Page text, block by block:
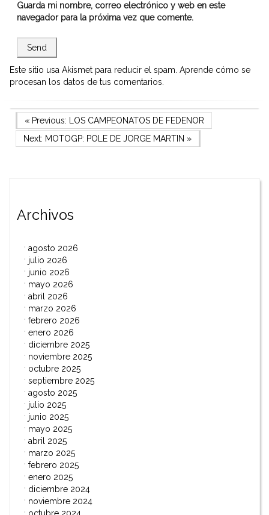
Guarda mi nombre, correo electrónico y web en este
navegador para la próxima vez que comente.
Este sitio usa Akismet para reducir el spam. Aprende cómo se
procesan los datos de tus comentarios.
Navegación
de
Previous Post
« Previous: LOS CAMPEONATOS DE FEDENOR
Next Post
Next: MOTOGP: POLE DE JORGE MARTIN »
Archivos
agosto 2026
julio 2026
junio 2026
mayo 2026
abril 2026
marzo 2026
febrero 2026
enero 2026
diciembre 2025
noviembre 2025
octubre 2025
septiembre 2025
agosto 2025
julio 2025
junio 2025
mayo 2025
abril 2025
marzo 2025
febrero 2025
enero 2025
diciembre 2024
noviembre 2024